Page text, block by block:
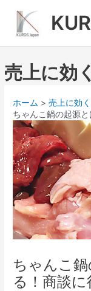
ス
ッ売上に効
ホーム
売上に効
ちゃんこ鍋の起源
ちゃんこ
る！商談